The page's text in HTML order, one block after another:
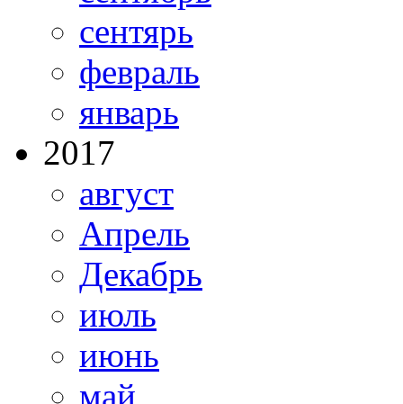
сентярь
февраль
январь
2017
август
Апрель
Декабрь
июль
июнь
май